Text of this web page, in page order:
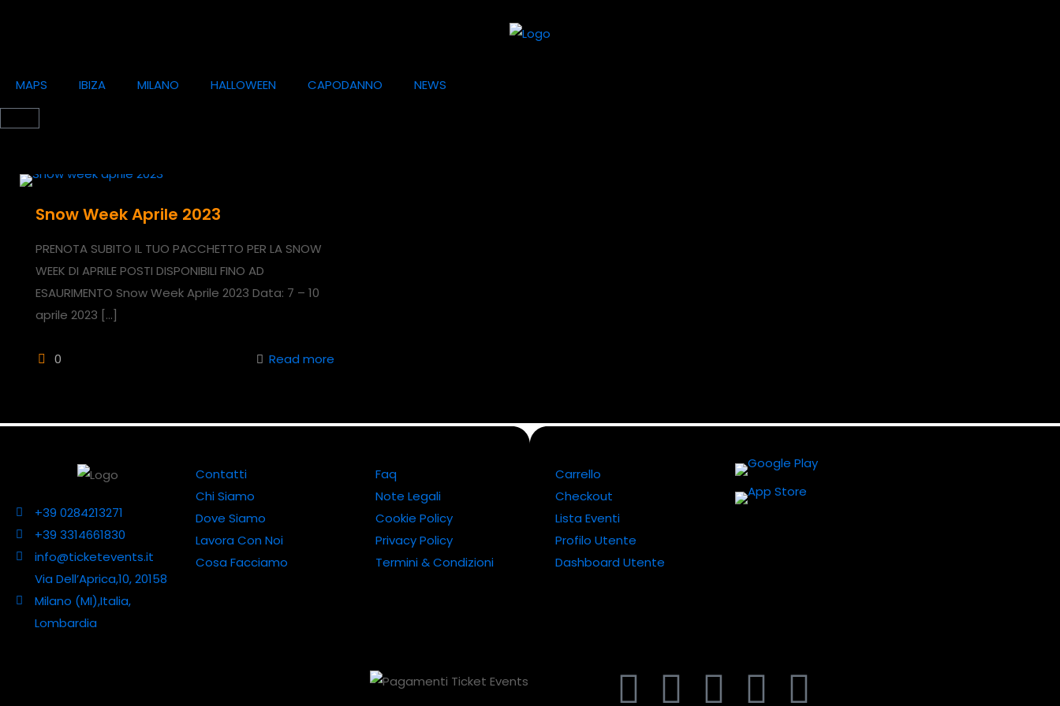
MAPS IBIZA MILANO HALLOWEEN CAPODANNO NEWS
Snow Week Aprile 2023
PRENOTA SUBITO IL TUO PACCHETTO PER LA SNOW
WEEK DI APRILE POSTI DISPONIBILI FINO AD
ESAURIMENTO Snow Week Aprile 2023 Data: 7 – 10
aprile 2023 […]
0 Read more
+39 0284213271
+39 3314661830
info@ticketevents.it
Via Dell’Aprica,10, 20158
Milano (MI),Italia,
Lombardia
Contatti
Chi Siamo
Dove Siamo
Lavora Con Noi
Cosa Facciamo
Faq
Note Legali
Cookie Policy
Privacy Policy
Termini & Condizioni
Carrello
Checkout
Lista Eventi
Profilo Utente
Dashboard Utente